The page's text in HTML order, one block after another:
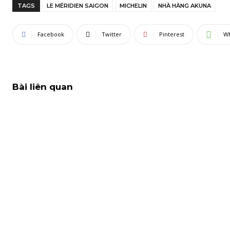
TAGS LE MÉRIDIEN SAIGON MICHELIN NHÀ HÀNG AKUNA
Facebook Twitter Pinterest
Bài liên quan